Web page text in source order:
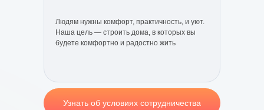
Людям нужны комфорт, практичность, и уют.
Наша цель — строить дома, в которых вы
будете комфортно и радостно жить
Узнать об условиях сотрудничества